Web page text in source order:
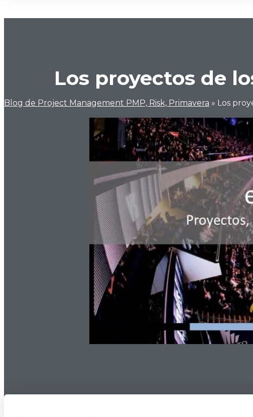
Los proyectos de
Blog de Project Management PMP, Risk, Primavera » Los